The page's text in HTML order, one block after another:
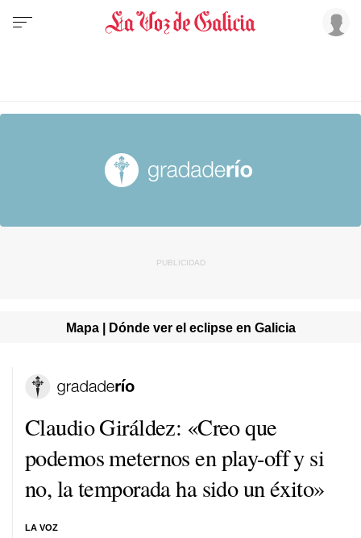
Mapa | Dónde ver el eclipse en Galicia
Claudio Giráldez: «Creo que
podemos meternos en play-off y si
no, la temporada ha sido un éxito»
LA VOZ